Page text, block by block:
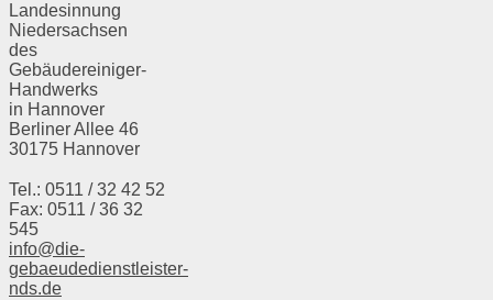
Landesinnung
Niedersachsen
des
Gebäudereiniger-
Handwerks
in Hannover
Berliner Allee 46
30175 Hannover
Tel.: 0511 / 32 42 52
Fax: 0511 / 36 32
545
info@die-
gebaeudedienstleister-
nds.de